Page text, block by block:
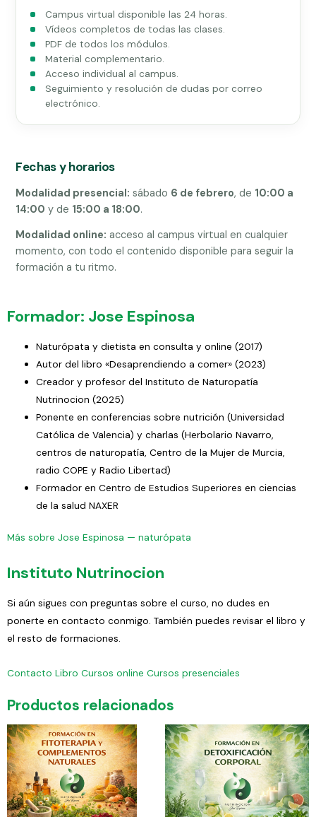
Campus virtual disponible las 24 horas.
Vídeos completos de todas las clases.
PDF de todos los módulos.
Material complementario.
Acceso individual al campus.
Seguimiento y resolución de dudas por correo
electrónico.
Fechas y horarios
Modalidad presencial: sábado 6 de febrero, de 10:00 a
14:00 y de 15:00 a 18:00.
Modalidad online: acceso al campus virtual en cualquier
momento, con todo el contenido disponible para seguir la
formación a tu ritmo.
Formador: Jose Espinosa
Naturópata y dietista en consulta y online (2017)
Autor del libro «Desaprendiendo a comer» (2023)
Creador y profesor del Instituto de Naturopatía
Nutrinocion (2025)
Ponente en conferencias sobre nutrición (Universidad
Católica de Valencia) y charlas (Herbolario Navarro,
centros de naturopatía, Centro de la Mujer de Murcia,
radio COPE y Radio Libertad)
Formador en Centro de Estudios Superiores en ciencias
de la salud NAXER
Más sobre Jose Espinosa — naturópata
Instituto Nutrinocion
Si aún sigues con preguntas sobre el curso, no dudes en
ponerte en contacto conmigo. También puedes revisar el libro y
el resto de formaciones.
Contacto Libro Cursos online Cursos presenciales
Productos relacionados